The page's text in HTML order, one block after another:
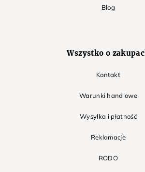
Blog
Wszystko o
Kontakt
Warunki handlowe
Wysyłka i płatność
Reklamacje
RODO